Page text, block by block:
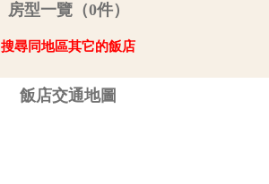
房型一覽（0件）
搜尋同地區其它的飯店
飯店交通地圖